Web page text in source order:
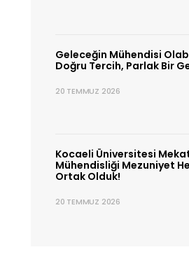
Geleceğin Mühendisi
Doğru Tercih, Parlak Bir
20 TEMMUZ 2026
Kocaeli Üniversitesi
Mühendisliği Mezuniyet
Ortak Olduk!
20 TEMMUZ 2026